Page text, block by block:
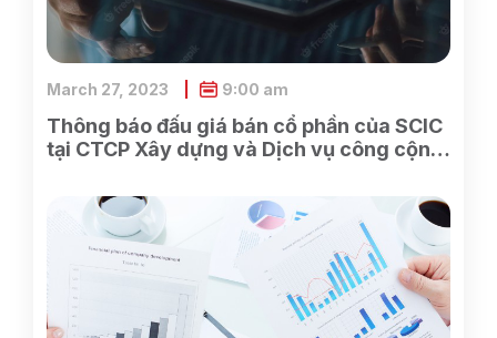
Thông báo đấu giá bán cổ phần của SCIC
tại CTCP Xây dựng và Dịch vụ công cộng
March 27, 2023 9:00 am